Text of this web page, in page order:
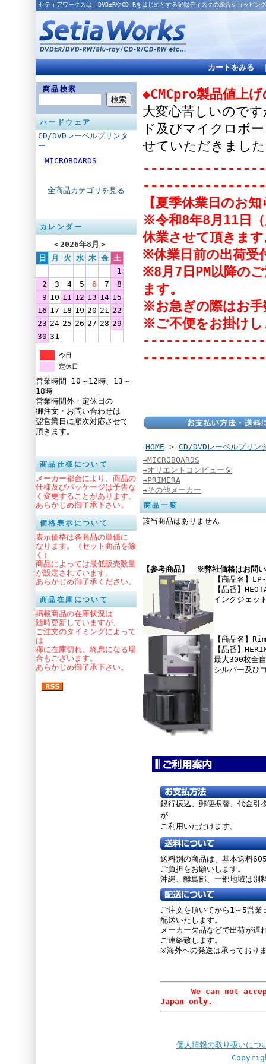
セティアワークスは、DVD±RやCD-Rをはじめとする記録ディスクの総合ショッピン
カートをみる
商品検索
ハードウェア
CD/DVDレーベルプリンタ
ー
MICROBOARDS
全商品カテゴリを見る
カレンダー
＜2026年8月 ＞
日
月 火 水 木 金 土
1
2
3 4 5 6 7
8
9 10 11 12 13 14 15
16 17 18 19 20 21 22
23 24 25 26 27 28 29
30 31
今日
定休日
営業時間 10～12時、13～
18時
営業時間外・定休日の
御注文・お問い合わせは
翌営業日に順次対応させて
頂きます。
商品仕様について
メーカー都合により、商品の
仕様及びパッケージは予告な
く変更することがあります。
あらかじめ御了承下さい。
価格表示について
表示価格は各商品の単価に
なります。（セット商品を除
く）
商品によっては最低販売数量
が設定されています。
あらかじめ御了承ください。
商品在庫について
掲載商品の在庫状況は
随時更新していますが、
ご注文のタイミングによって
は
稀に在庫切れ、終息になる場
合もございます。
あらかじめ御了承下さい。
◆CMCpro製品値上
大変心苦しいので
ド及びマイクロボ
せていただきまし
【夏季休業日のお
※令和8年8月11日
休業させて頂きま
※休業日前の出荷受
※8月7日PM以降の
ます。
※お急ぎの際はお
※ご不便をお掛けし
HOME > CD/DVDレーベルプリン
→MICROBOARDS
→オリエントコンピュータ
→PRIMERA
→その他メーカー
商品一覧
該当商品はありません
【参考商品】 ※弊社価格はお問
【商品名】
【品番】
インクジェッ
【商品名
【品番】
最大300枚全
シルバー及び
銀行振込、郵便振替、 代金引
が
ご利用いただけます。
送料別の商品は、基本送料
ご負担をお願いします。
沖縄、離島部、一部地域は別
ご注文を頂いてから1～5営業
配送いたします。
メーカー欠品などで出荷が遅
ご連絡致します。
※海外への発送は承っており
We can not accept
Japan only.
個人情報の取り扱いにつ